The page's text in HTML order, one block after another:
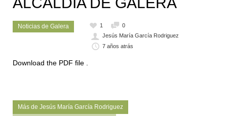
Noticias de Galera 1
0
Jesús María García Rodriguez
7 años atrás
Download the PDF file .
Más de Jesús María García Rodriguez